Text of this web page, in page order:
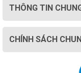
THÔNG TIN
CHÍNH SÁCH